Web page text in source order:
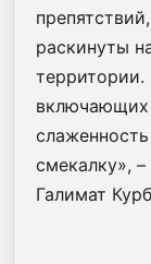
раскинуты
территории.
включающих
смекалку»,
Галимат